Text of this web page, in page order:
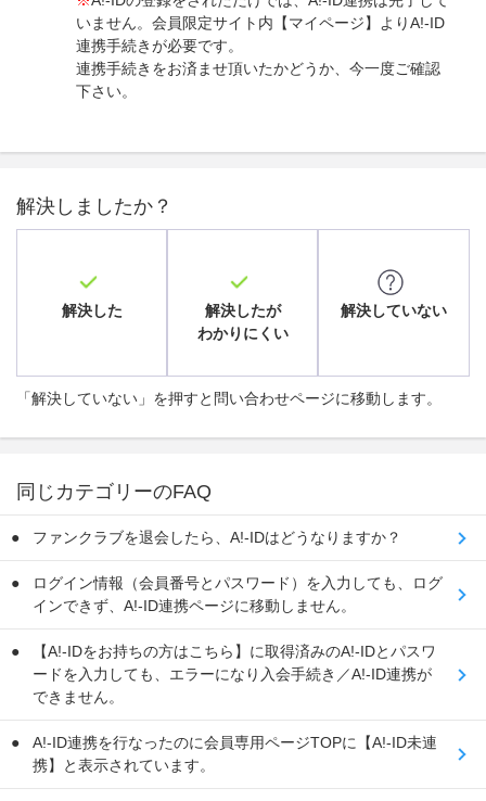
いません。会員限定サイト内【マイページ】よりA!-ID
連携手続きが必要です。
連携手続きをお済ませ頂いたかどうか、今一度ご確認
下さい。
解決しましたか？
解決した
解決したが
わかりにくい
解決していない
「解決していない」を押すと問い合わせページに移動します。
同じカテゴリーのFAQ
ファンクラブを退会したら、A!-IDはどうなりますか？
ログイン情報（会員番号とパスワード）を入力しても、ログ
インできず、A!-ID連携ページに移動しません。
【A!-IDをお持ちの方はこちら】に取得済みのA!-IDとパスワ
ードを入力しても、エラーになり入会手続き／A!-ID連携が
できません。
A!-ID連携を行なったのに会員専用ページTOPに【A!-ID未連
携】と表示されています。